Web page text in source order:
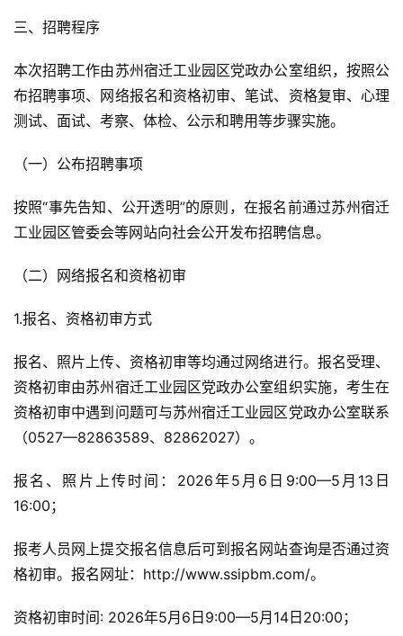
三、招聘程序
本次招聘工作由苏州宿迁工业园区党政办公室组织，按照公
布招聘事项、网络报名和资格初审、笔试、资格复审、心理
测试、面试、考察、体检、公示和聘用等步骤实施。
（一）公布招聘事项
按照“事先告知、公开透明”的原则，在报名前通过苏州宿迁
工业园区管委会等网站向社会公开发布招聘信息。
（二）网络报名和资格初审
1.报名、资格初审方式
报名、照片上传、资格初审等均通过网络进行。报名受理、
资格初审由苏州宿迁工业园区党政办公室组织实施，考生在
资格初审中遇到问题可与苏州宿迁工业园区党政办公室联系
（0527—82863589、82862027）。
报名、照片上传时间：2026年5月6日9:00—5月13日
16:00；
报考人员网上提交报名信息后可到报名网站查询是否通过资
格初审。报名网址：http://www.ssipbm.com/。
资格初审时间: 2026年5月6日9:00—5月14日20:00；